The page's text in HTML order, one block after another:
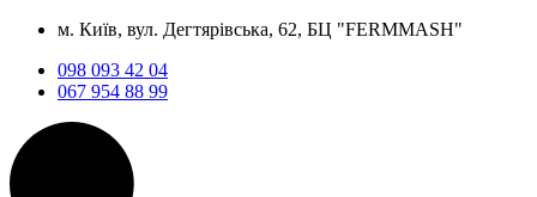
м. Київ, вул. Дегтярівська, 62, БЦ "FERMMASH"
098 093 42 04
067 954 88 99